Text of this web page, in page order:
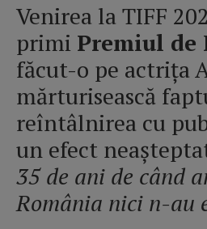
Venirea la TIFF
primi Premiul de
făcut-o pe actrița
mărturisească
reîntâlnirea cu
un efect
35 de ani de când
România nici n-au